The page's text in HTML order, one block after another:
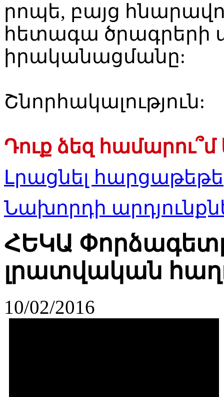
րոպե, բայց
հետագա ծրագրերի
իրականացմանը:
Շնորհակալություն:
Դուք ձեզ
Լրացնել
Նախորդի
ՀԵԿԱ
լրատվական
10/02/2016